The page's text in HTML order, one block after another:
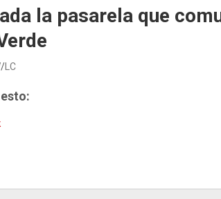
la pasarela que
LC